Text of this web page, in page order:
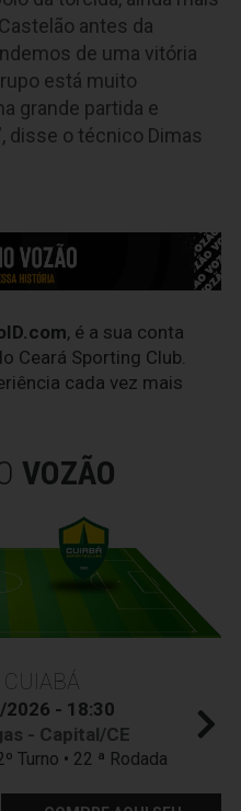
antes da
de uma vitória
está muito
grande partida e
disse o técnico Dimas
, é a sua conta
Ceará Sporting Club.
cada vez mais
VOZÃO
2026 - 18:30
- Capital/CE
Turno • 22 ª Rodada